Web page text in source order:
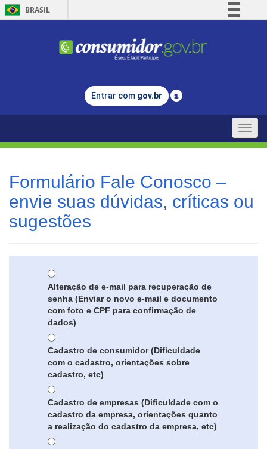
BRASIL
Comunica BR
Legislação
Entrar com gov.br
Toggle
Formulário Fale Conosco –
envie suas dúvidas, críticas ou
sugestões
Alteração de e-mail para recuperação de
senha (Enviar o novo e-mail e documento
com foto e CPF para confirmação de
dados)
Cadastro de consumidor (Dificuldade
com o cadastro, orientações sobre
cadastro, etc)
Cadastro de empresas (Dificuldade com o
cadastro da empresa, orientações quanto
a realização do cadastro da empresa, etc)